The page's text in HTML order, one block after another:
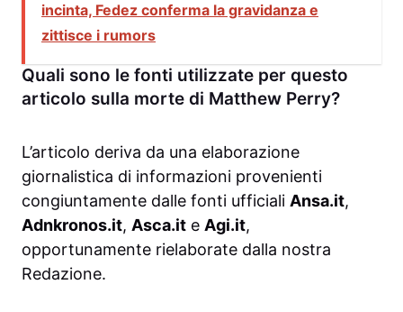
incinta, Fedez conferma la gravidanza e
zittisce i rumors
Quali sono le fonti utilizzate per questo
articolo sulla morte di Matthew Perry?
L’articolo deriva da una elaborazione
giornalistica di informazioni provenienti
congiuntamente dalle fonti ufficiali Ansa.it,
Adnkronos.it, Asca.it e Agi.it,
opportunamente rielaborate dalla nostra
Redazione.